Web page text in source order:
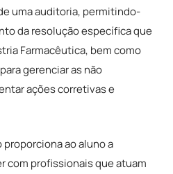
uma auditoria, permitindo-
da resolução específica que
Farmacêutica, bem como
gerenciar as não
ações corretivas e
ao aluno a
com profissionais que atuam